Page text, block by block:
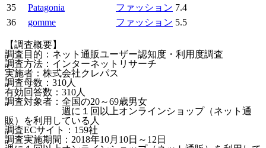
35
Patagonia ファッション 7.4
36
gomme ファッション 5.5
【調査概要】
調査目的：ネット通販ユーザー認知度・利用度調査
調査方法：インターネットリサーチ
実施者：株式会社クレパス
調査母数：310人
有効回答数：310人
調査対象者：全国の20～69歳男女
週に１回以上オンラインショップ（ネット通
販）を利用している人
調査ECサイト：159社
調査実施期間：2018年10月10日～12日